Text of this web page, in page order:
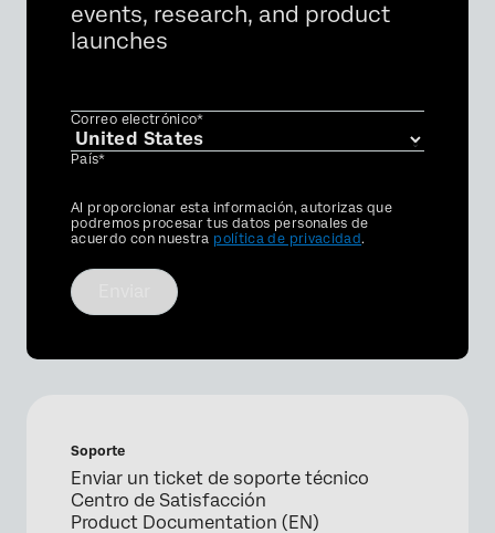
events, research, and product
launches
Correo electrónico*
País*
Privacy
Optin
Al proporcionar esta información, autorizas que
podremos procesar tus datos personales de
acuerdo con nuestra política de privacidad.
Soporte
Enviar un ticket de soporte técnico
Centro de Satisfacción
Product Documentation (EN)